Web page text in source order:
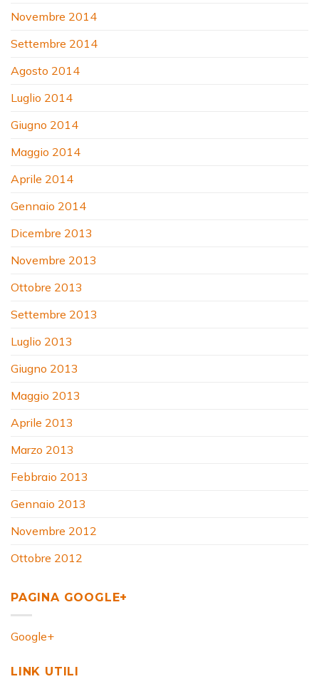
Novembre 2014
Settembre 2014
Agosto 2014
Luglio 2014
Giugno 2014
Maggio 2014
Aprile 2014
Gennaio 2014
Dicembre 2013
Novembre 2013
Ottobre 2013
Settembre 2013
Luglio 2013
Giugno 2013
Maggio 2013
Aprile 2013
Marzo 2013
Febbraio 2013
Gennaio 2013
Novembre 2012
Ottobre 2012
PAGINA GOOGLE+
Google+
LINK UTILI